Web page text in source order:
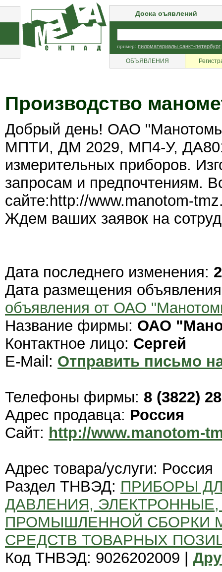
Доска оъявлений
пример: пиломатериалы санкт-петербург
ОБЪЯВЛЕНИЯ
Производство
Добрый день! ОАО
МПТИ, ДМ 2029, МП4-У,
измерительных приборов.
запросам и предпочтениям.
сайте:http://www.manotom-
Ждем ваших заявок на
Дата последнего изменения:
Дата размещения
объявления от ОАО
Название фирмы: ОАО
Контактное лицо: Сергей
E-Mail: Отправить письмо
Телефоны фирмы: 8 (3822)
Адрес продавца: Россия
Сайт: http://www.manotom-
Адрес товара/услуги: Россия
Раздел ТНВЭД: ПРИБОРЫ
ДАВЛЕНИЯ, ЭЛЕКТРОННЫЕ,
ПРОМЫШЛЕННОЙ СБОРКИ
СРЕДСТВ ТОВАРНЫХ
Код ТНВЭД: 9026202009 |